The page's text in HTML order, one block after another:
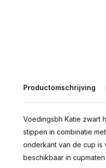
Productomschrijving
Voedingsbh Katie zwart
stippen in combinatie
onderkant van de cup is
beschikbaar in